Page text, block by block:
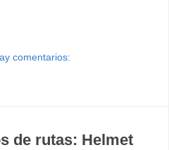
comentarios:
de rutas: Helmet